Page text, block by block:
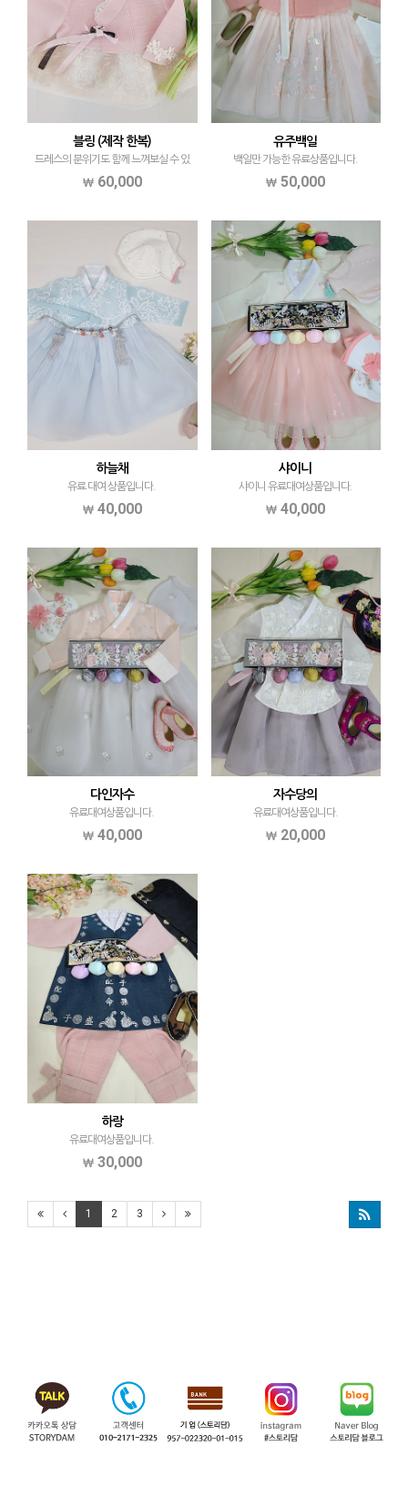
블링 (제작 한복)
드레스의 분위기도 함께 느껴보실 수 있
는 블링 한복입니다
60,000
유주백일
백일만 가능한 유료상품입니다.
50,000
하늘채
유료 대여 상품입니다.
40,000
샤이니
샤이니 유료대여상품입니다.
40,000
다인자수
유료대여상품입니다.
40,000
자수당의
유료대여상품입니다.
20,000
하랑
유료대여상품입니다.
30,000
1 2 3